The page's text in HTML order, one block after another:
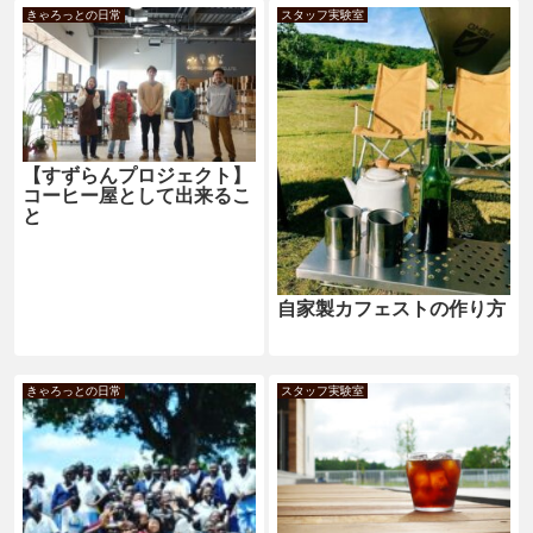
きゃろっとの日常
【すずらんプロジェクト】
コーヒー屋として出来るこ
と
スタッフ実験室
自家製カフェストの作り方
きゃろっとの日常 スタッフ実験室